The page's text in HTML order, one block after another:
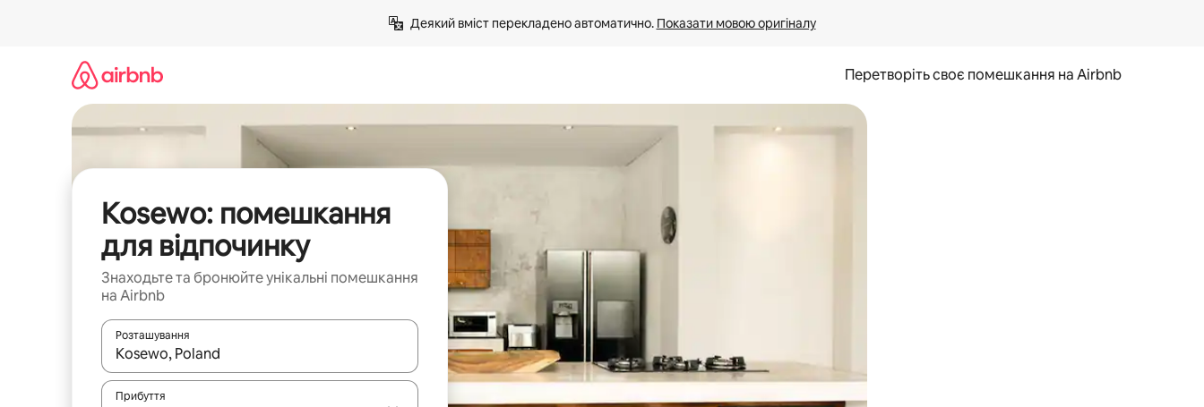
Деякий вміст перекладено автоматично. Показати мовою оригіналу
Перетворіть своє помешкання на Airbnb
Kosewo: помешкання
для відпочинку
Знаходьте та бронюйте унікальні помешкання
на Airbnb
Розташування
Отримавши результати пошуку, використовуйте для навігації сторінкою клавіші зі стрілками вгору та вниз або жести дотику та гортання.
Прибуття